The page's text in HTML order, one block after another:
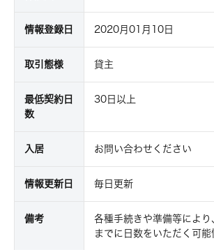
情報登録日 2020月01月10日
取引態様 貸主
最低契約日
数
30日以上
入居 お問い合わせください
情報更新日 毎日更新
備考
各種手続きや準備等により
までに日数をいただく可能